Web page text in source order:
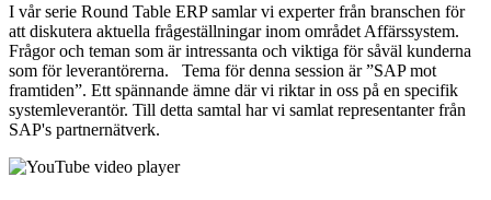
I vår serie Round Table ERP samlar vi experter från branschen för
att diskutera aktuella frågeställningar inom området Affärssystem.
Frågor och teman som är intressanta och viktiga för såväl kunderna
som för leverantörerna. Tema för denna session är ”SAP mot
framtiden”. Ett spännande ämne där vi riktar in oss på en specifik
systemleverantör. Till detta samtal har vi samlat representanter från
SAP's partnernätverk.